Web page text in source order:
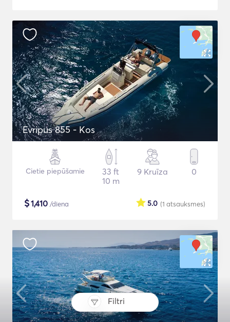
Filtri
Evripus 855 - Kos
Cietie piepūšamie
33 ft
10 m
9 Kruīza 0
$1,410 /diena (1 atsauksmes)
5.0